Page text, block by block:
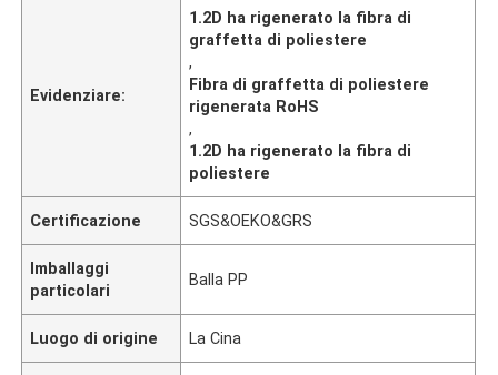
Evidenziare:
1.2D ha rigenerato la fibra di
graffetta di poliestere
,
Fibra di graffetta di poliestere
rigenerata RoHS
,
1.2D ha rigenerato la fibra di
poliestere
Certificazione SGS&OEKO&GRS
Imballaggi
particolari
Balla PP
Luogo di origine La Cina